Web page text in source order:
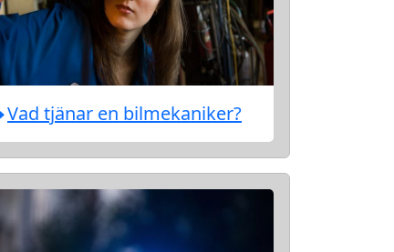
Vad tjänar en bilmekaniker?